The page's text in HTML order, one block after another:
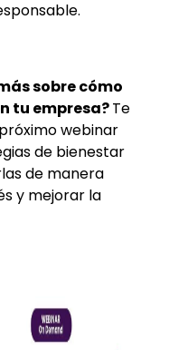
sobre cómo
tu empresa?Te
webinar
de bienestar
de manera
y mejorar la